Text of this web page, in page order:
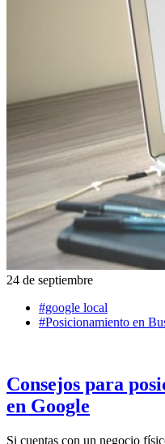
24 de septiembre
#google local
#Posicionamiento en
Consejos para
en Google
Si cuentas con un negocio